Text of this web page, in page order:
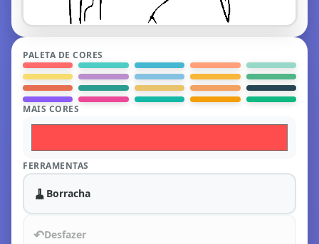
PALETA DE CORES
MAIS CORES
FERRAMENTAS
🧹 Borracha
↶Desfazer